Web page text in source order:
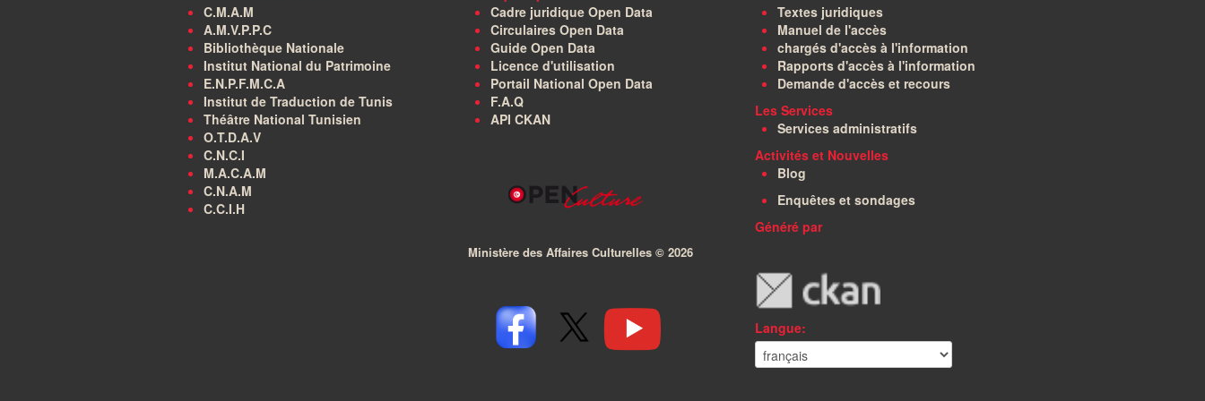
C.M.A.M
A.M.V.P.P.C
Bibliothèque Nationale
Institut National du Patrimoine
E.N.P.F.M.C.A
Institut de Traduction de Tunis
Théâtre National Tunisien
O.T.D.A.V
C.N.C.I
M.A.C.A.M
C.N.A.M
C.C.I.H
Cadre juridique Open Data
Circulaires Open Data
Guide Open Data
Licence d'utilisation
Portail National Open Data
F.A.Q
API CKAN
Ministère des Affaires Culturelles © 2026
Textes juridiques
Manuel de l'accès
chargés d'accès à l'information
Rapports d'accès à l'information
Demande d'accès et recours
Les Services
Services administratifs
Activités et Nouvelles
Blog
Enquêtes et sondages
Généré par
Langue